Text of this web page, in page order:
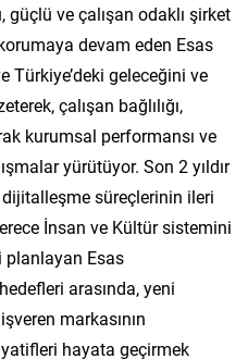
ve çalışan odaklı şirket
devam eden Esas
Türkiye’deki geleceğini ve
çalışan bağlılığı,
kurumsal performansı ve
yürütüyor. Son 2 yıldır
süreçlerinin ileri
İnsan ve Kültür sistemini
planlayan Esas
arasında, yeni
markasının
hayata geçirmek